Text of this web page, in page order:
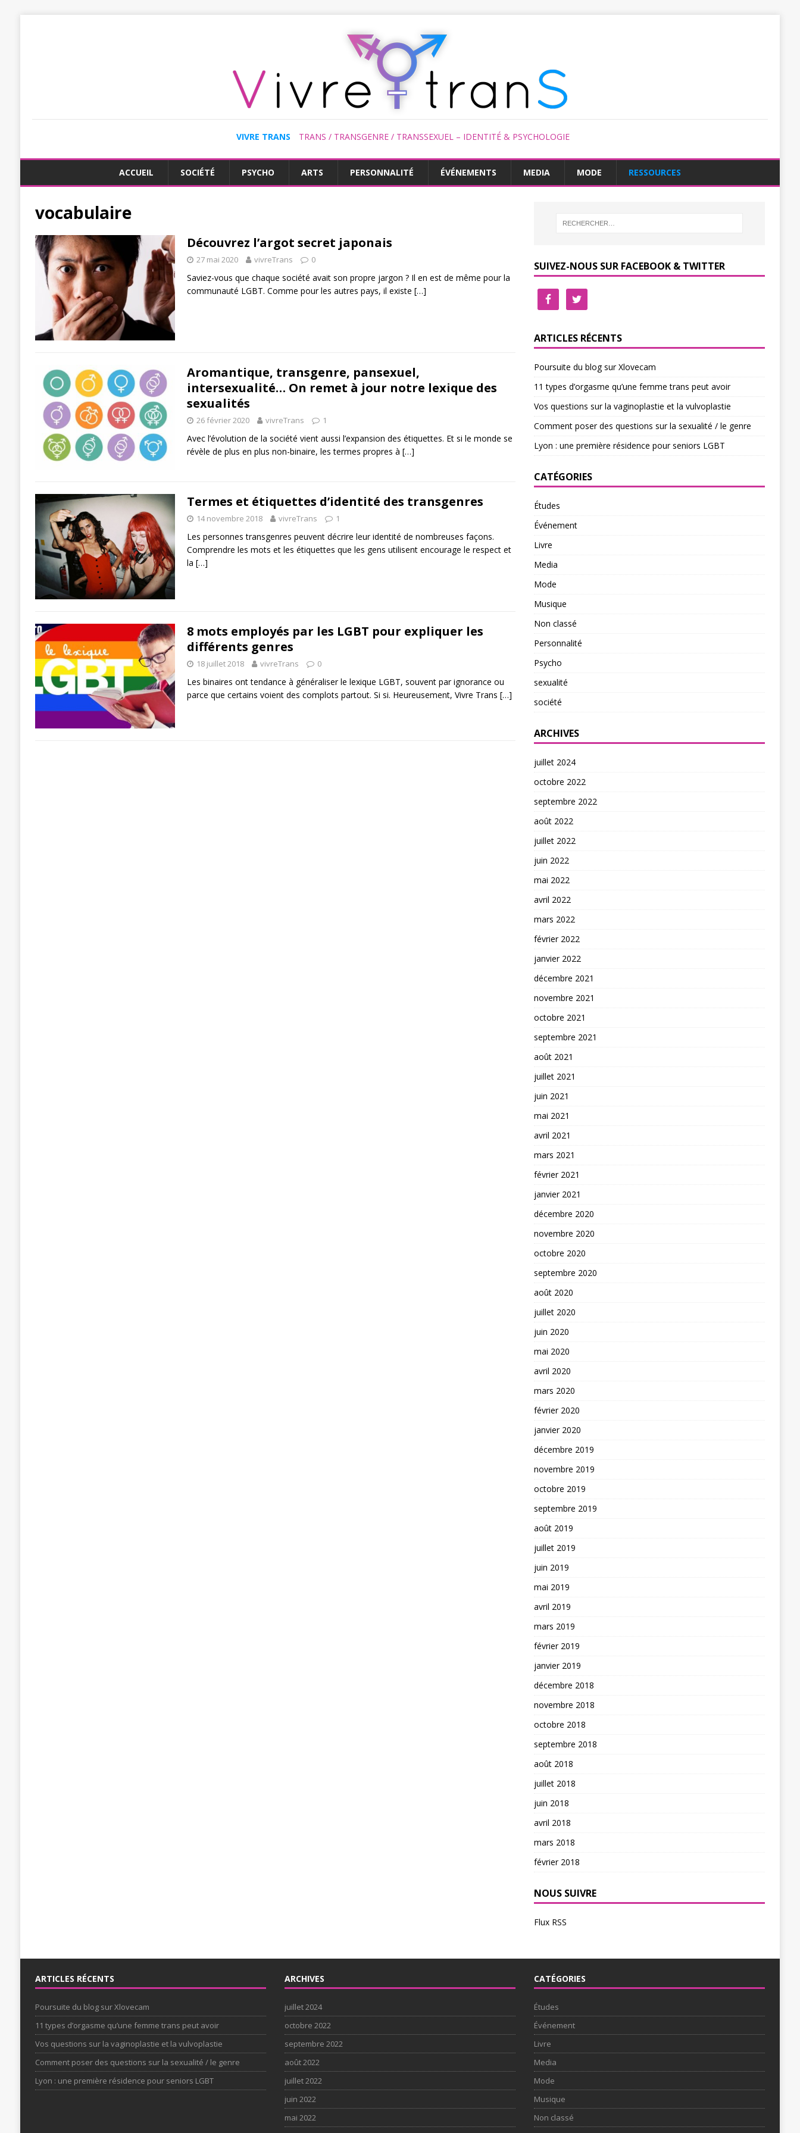
VIVRE TRANS TRANS / TRANSGENRE / TRANSSEXUEL – IDENTITÉ & PSYCHOLOGIE
ACCUEIL SOCIÉTÉ PSYCHO ARTS PERSONNALITÉ ÉVÉNEMENTS MEDIA MODE RESSOURCES
vocabulaire
Découvrez l’argot secret japonais
27 mai 2020 vivreTrans 0
Saviez-vous que chaque société avait son propre jargon ? Il en est de même pour la
communauté LGBT. Comme pour les autres pays, il existe […]
Aromantique, transgenre, pansexuel,
intersexualité… On remet à jour notre lexique des
sexualités
26 février 2020 vivreTrans 1
Avec l’évolution de la société vient aussi l’expansion des étiquettes. Et si le monde se
révèle de plus en plus non-binaire, les termes propres à […]
Termes et étiquettes d’identité des transgenres
14 novembre 2018 vivreTrans 1
Les personnes transgenres peuvent décrire leur identité de nombreuses façons.
Comprendre les mots et les étiquettes que les gens utilisent encourage le respect et
la […]
8 mots employés par les LGBT pour expliquer les
différents genres
18 juillet 2018 vivreTrans 0
Les binaires ont tendance à généraliser le lexique LGBT, souvent par ignorance ou
parce que certains voient des complots partout. Si si. Heureusement, Vivre Trans […]
SUIVEZ-NOUS SUR FACEBOOK & TWITTER
ARTICLES RÉCENTS
Poursuite du blog sur Xlovecam
11 types d’orgasme qu’une femme trans peut avoir
Vos questions sur la vaginoplastie et la vulvoplastie
Comment poser des questions sur la sexualité / le genre
Lyon : une première résidence pour seniors LGBT
CATÉGORIES
Études
Événement
Livre
Media
Mode
Musique
Non classé
Personnalité
Psycho
sexualité
société
ARCHIVES
juillet 2024
octobre 2022
septembre 2022
août 2022
juillet 2022
juin 2022
mai 2022
avril 2022
mars 2022
février 2022
janvier 2022
décembre 2021
novembre 2021
octobre 2021
septembre 2021
août 2021
juillet 2021
juin 2021
mai 2021
avril 2021
mars 2021
février 2021
janvier 2021
décembre 2020
novembre 2020
octobre 2020
septembre 2020
août 2020
juillet 2020
juin 2020
mai 2020
avril 2020
mars 2020
février 2020
janvier 2020
décembre 2019
novembre 2019
octobre 2019
septembre 2019
août 2019
juillet 2019
juin 2019
mai 2019
avril 2019
mars 2019
février 2019
janvier 2019
décembre 2018
novembre 2018
octobre 2018
septembre 2018
août 2018
juillet 2018
juin 2018
avril 2018
mars 2018
février 2018
NOUS SUIVRE
Flux RSS
ARTICLES RÉCENTS
Poursuite du blog sur Xlovecam
11 types d’orgasme qu’une femme trans peut avoir
Vos questions sur la vaginoplastie et la vulvoplastie
Comment poser des questions sur la sexualité / le genre
Lyon : une première résidence pour seniors LGBT
ARCHIVES
juillet 2024
octobre 2022
septembre 2022
août 2022
juillet 2022
juin 2022
mai 2022
CATÉGORIES
Études
Événement
Livre
Media
Mode
Musique
Non classé